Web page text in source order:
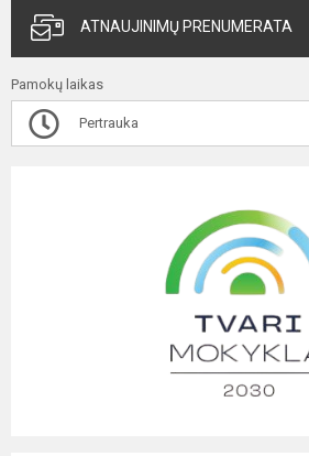
ATNAUJINIMŲ PRENUMERATA
Pamokų laikas
Pertrauka